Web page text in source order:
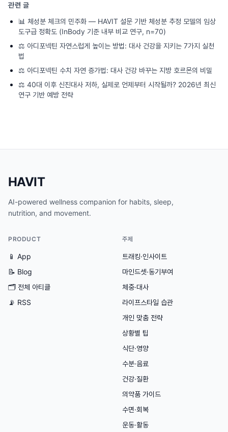
관련 글
📊 체성분 체크의 민주화 — HAVIT 설문 기반 체성분 추정 모델의 임상
도구급 정확도 (InBody 기준 내부 비교 연구, n=70)
⚖️ 아디포넥틴 자연스럽게 높이는 방법: 대사 건강을 지키는 7가지 실천
법
⚖️ 아디포넥틴 수치 자연 증가법: 대사 건강 바꾸는 지방 호르몬의 비밀
⚖️ 40대 이후 신진대사 저하, 실제로 언제부터 시작될까? 2026년 최신
연구 기반 예방 전략
HAVIT
AI-powered wellness companion for habits, sleep,
nutrition, and movement.
PRODUCT
📱 App
📝 Blog
🗂 전체 아티클
📡 RSS
주제
트래킹·인사이트
마인드셋·동기부여
체중·대사
라이프스타일 습관
개인 맞춤 전략
상황별 팁
식단·영양
수분·음료
건강·질환
의약품 가이드
수면·회복
운동·활동